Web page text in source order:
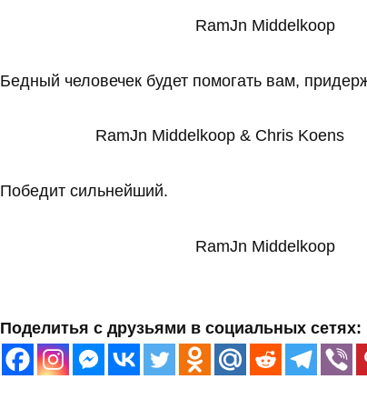
RamЈn Middelkoop
Бедный человечек будет помогать вам,
RamЈn Middelkoop & Chris Koens
Победит сильнейший.
RamЈn Middelkoop
Поделитья с друзьями в социальных сетях: